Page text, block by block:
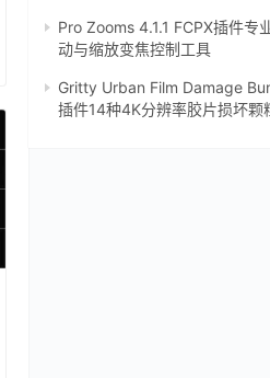
Pro Zooms 4.1.1 FCPX插件专
动与缩放变焦控制工具
Gritty Urban Film Damage
插件14种4K分辨率胶片损坏颗